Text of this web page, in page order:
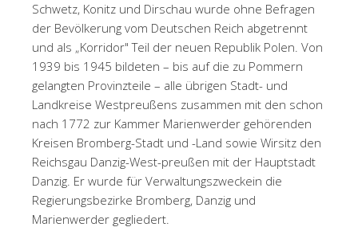
Schwetz, Konitz und Dirschau wurde ohne Befragen
der Bevölkerung vom Deutschen Reich abgetrennt
und als „Korridor" Teil der neuen Republik Polen. Von
1939 bis 1945 bildeten – bis auf die zu Pommern
gelangten Provinzteile – alle übrigen Stadt- und
Landkreise Westpreußens zusammen mit den schon
nach 1772 zur Kammer Marienwerder gehörenden
Kreisen Bromberg-Stadt und -Land sowie Wirsitz den
Reichsgau Danzig-West-preußen mit der Hauptstadt
Danzig. Er wurde für Verwaltungszweckein die
Regierungsbezirke Bromberg, Danzig und
Marienwerder gegliedert.